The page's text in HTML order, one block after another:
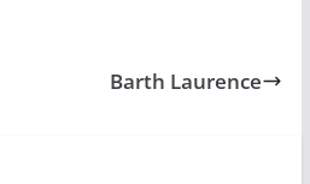
Barth Laurence